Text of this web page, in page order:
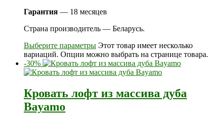
Гарантия — 18 месяцев
Страна производитель — Беларусь.
Выберите параметры Этот товар имеет несколько
вариаций. Опции можно выбрать на странице товара.
-30%
Кровать лофт из массива дуба
Bayamo